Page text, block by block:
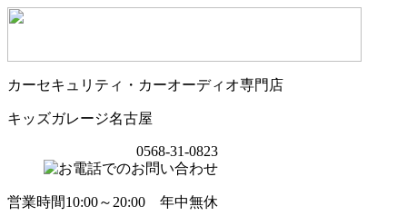
カーセキュリティ・カーオーディオ専門店
キッズガレージ名古屋
0568-31-0823
営業時間10:00～20:00 年中無休